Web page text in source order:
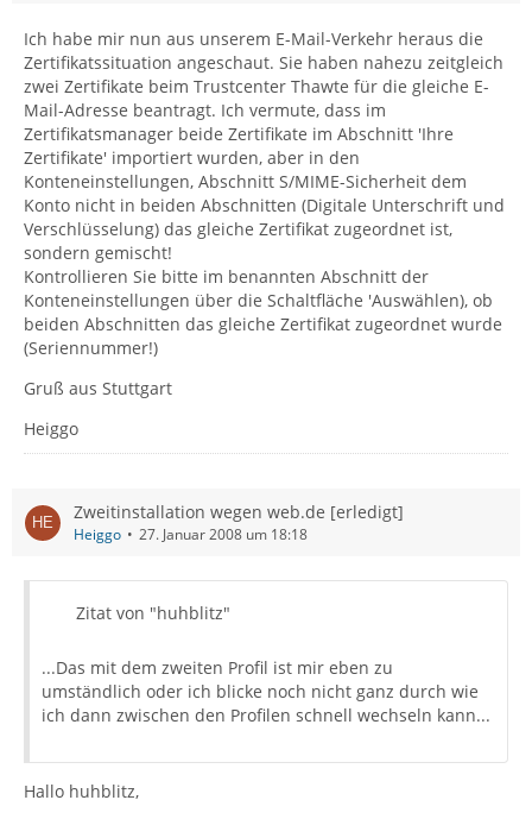
Ich habe mir nun aus unserem E-Mail-Verkehr heraus die
Zertifikatssituation angeschaut. Sie haben nahezu zeitgleich
zwei Zertifikate beim Trustcenter Thawte für die gleiche E-
Mail-Adresse beantragt. Ich vermute, dass im
Zertifikatsmanager beide Zertifikate im Abschnitt 'Ihre
Zertifikate' importiert wurden, aber in den
Konteneinstellungen, Abschnitt S/MIME-Sicherheit dem
Konto nicht in beiden Abschnitten (Digitale Unterschrift und
Verschlüsselung) das gleiche Zertifikat zugeordnet ist,
sondern gemischt!
Kontrollieren Sie bitte im benannten Abschnitt der
Konteneinstellungen über die Schaltfläche 'Auswählen), ob
beiden Abschnitten das gleiche Zertifikat zugeordnet wurde
(Seriennummer!)
Gruß aus Stuttgart
Heiggo
Zweitinstallation wegen web.de [erledigt]
Heiggo 27. Januar 2008 um 18:18
Zitat von "huhblitz"
...Das mit dem zweiten Profil ist mir eben zu
umständlich oder ich blicke noch nicht ganz durch wie
ich dann zwischen den Profilen schnell wechseln kann...
Hallo huhblitz,